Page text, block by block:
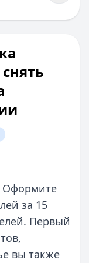
Оформите
за 15
Первый
вы также